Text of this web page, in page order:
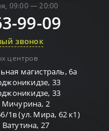
09:00 — 20:00
99-09
звонок
центров
магистраль, 6а
33
33
Мичурина, 2
1в (ул. Мира, 62 к1)
Ватутина, 27